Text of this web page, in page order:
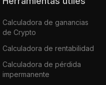
Calculadora de ganancias
de Crypto
Calculadora de rentabilidad
Calculadora de pérdida
impermanente